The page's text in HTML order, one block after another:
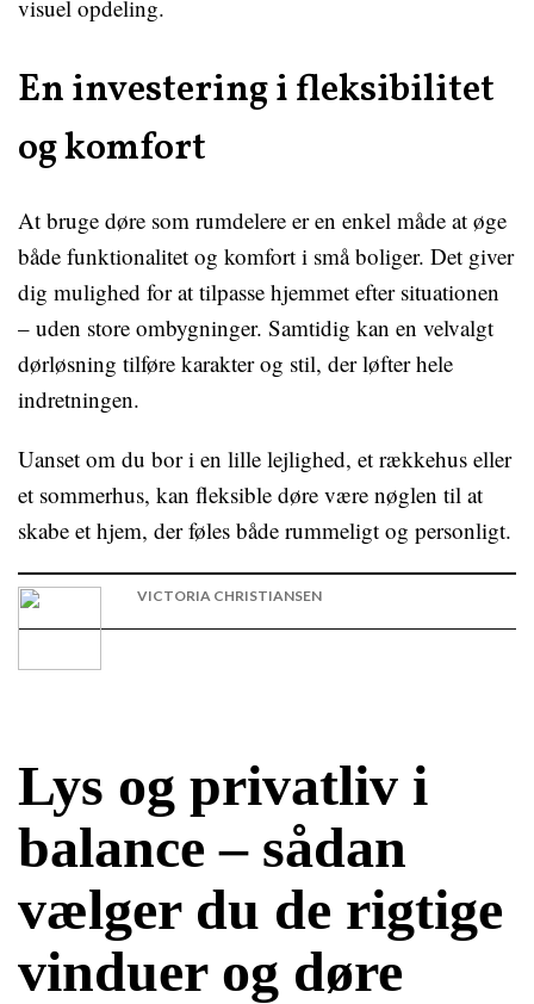
visuel opdeling.
En investering i fleksibilitet
og komfort
At bruge døre som rumdelere er en enkel måde at øge
både funktionalitet og komfort i små boliger. Det giver
dig mulighed for at tilpasse hjemmet efter situationen
– uden store ombygninger. Samtidig kan en velvalgt
dørløsning tilføre karakter og stil, der løfter hele
indretningen.
Uanset om du bor i en lille lejlighed, et rækkehus eller
et sommerhus, kan fleksible døre være nøglen til at
skabe et hjem, der føles både rummeligt og personligt.
VICTORIA CHRISTIANSEN
Lys og privatliv i
balance – sådan
vælger du de rigtige
vinduer og døre